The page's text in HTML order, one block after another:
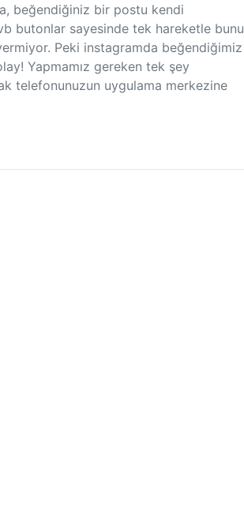
beğendiğiniz bir postu kendi
butonlar sayesinde tek hareketle bunu
Peki instagramda beğendiğimiz
Yapmamız gereken tek şey
telefonunuzun uygulama merkezine